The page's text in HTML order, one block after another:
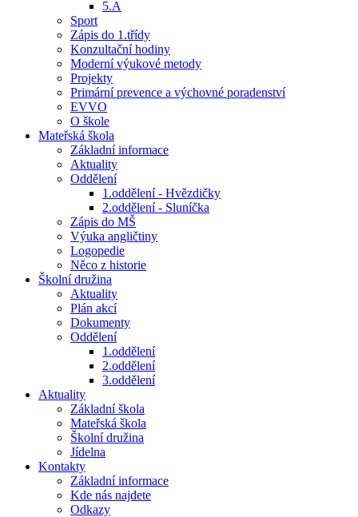
5.A
Sport
Zápis do 1.třídy
Konzultační hodiny
Moderní výukové metody
Projekty
Primární prevence a výchovné poradenství
EVVO
O škole
Mateřská škola
Základní informace
Aktuality
Oddělení
1.oddělení - Hvězdičky
2.oddělení - Sluníčka
Zápis do MŠ
Výuka angličtiny
Logopedie
Něco z historie
Školní družina
Aktuality
Plán akcí
Dokumenty
Oddělení
1.oddělení
2.oddělení
3.oddělení
Aktuality
Základní škola
Mateřská škola
Školní družina
Jídelna
Kontakty
Základní informace
Kde nás najdete
Odkazy